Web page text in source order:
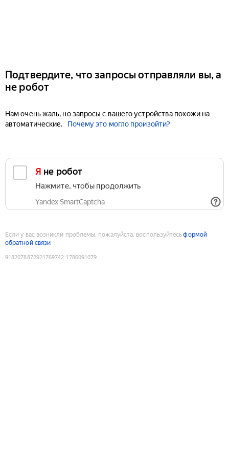
Подтвердите, что запросы отправляли вы, а
не робот
Нам очень жаль, но запросы с вашего устройства похожи на
автоматические.
Почему это могло произойти?
Я не робот
Нажмите, чтобы продолжить
Yandex SmartCaptcha
Если у вас возникли проблемы, пожалуйста, воспользуйтесьформой
обратной связи
9182078872921769742:1786091079